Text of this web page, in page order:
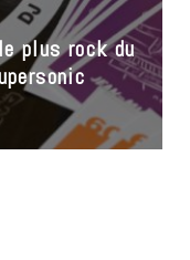
plus rock du